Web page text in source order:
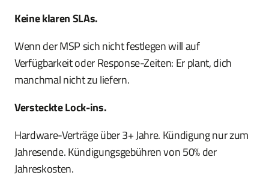
Keine klaren SLAs.
Wenn der MSP sich nicht festlegen will auf
Verfügbarkeit oder Response-Zeiten: Er plant, dich
manchmal nicht zu liefern.
Versteckte Lock-ins.
Hardware-Verträge über 3+ Jahre. Kündigung nur zum
Jahresende. Kündigungsgebühren von 50% der
Jahreskosten.